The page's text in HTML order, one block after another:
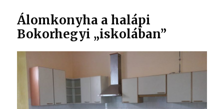
Álomkonyha a halápi
Bokorhegyi „iskolában”